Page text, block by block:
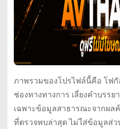
ภาพรวมของโปรไฟล์นี้คือ โฟ
ช่องทางทางการ เลี่ยงคำบรรย
เฉพาะข้อมูลสาธารณะจากผล
ที่ตรวจพบล่าสุด ไม่ใส่ข้อมูลส่ว